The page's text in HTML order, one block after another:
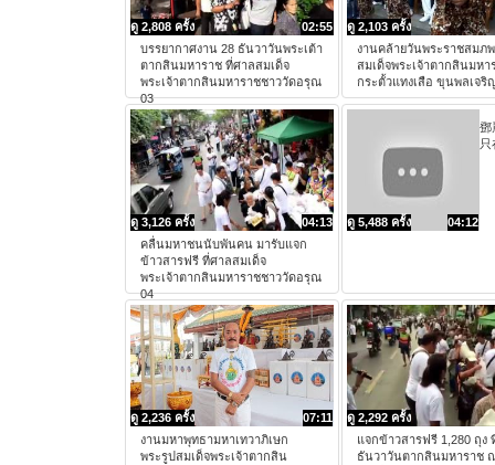
02:55
ดู 2,808 ครั้ง
บรรยากาศงาน 28 ธันวาวันพระเต้า
ตากสินมหาราช ที่ศาลสมเด็จ
พระเจ้าตากสินมหาราชชาววัดอรุณ
03
ดู 2,103 ครั้ง
งานคล้ายวันพระราชสมภ
สมเด็จพระเจ้าตากสินมหา
กระตั้วแทงเสือ ขุนพลเจริ
04:13
ดู 3,126 ครั้ง
คลื่นมหาชนนับพันคน มารับแจก
ข้าวสารฟรี ที่ศาลสมเด็จ
พระเจ้าตากสินมหาราชชาววัดอรุณ
04
04:12
ดู 5,488 ครั้ง
鄧
07:11
ดู 2,236 ครั้ง
งานมหาพุทธามหาเทวาภิเษก
พระรูปสมเด็จพระเจ้าตากสิน
ดู 2,292 ครั้ง
แจกข้าวสารฟรี 1,280 ถุง
ธันวาวันตากสินมหาราช